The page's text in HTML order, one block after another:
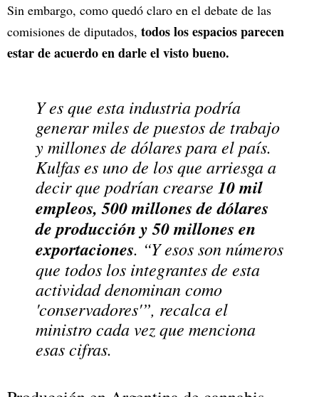
Sin embargo, como quedó claro en el debate de las
comisiones de diputados, todos los espacios parecen
estar de acuerdo en darle el visto bueno.
Y es que esta industria podría
generar miles de puestos de trabajo
y millones de dólares para el país.
Kulfas es uno de los que arriesga a
decir que podrían crearse 10 mil
empleos, 500 millones de dólares
de producción y 50 millones en
exportaciones. “Y esos son números
que todos los integrantes de esta
actividad denominan como
'conservadores'”, recalca el
ministro cada vez que menciona
esas cifras.